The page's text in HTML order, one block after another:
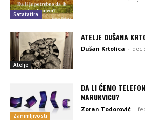
Satatatira
Atelje
ATELJE DUŠANA
Dušan Krtolica - dec
Zanimljivosti
DA LI ĆEMO
NARUKVICU?
Zoran Todorović -